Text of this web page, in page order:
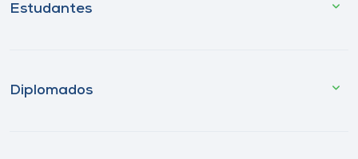
Estudantes
Diplomados